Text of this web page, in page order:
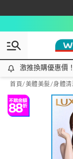
激推換購優惠價！立
激推換購優惠價
首頁/美體美髮/身體清